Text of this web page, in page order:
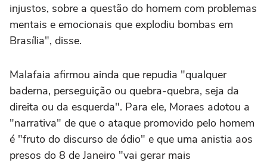
injustos, sobre a questão do homem com problemas
mentais e emocionais que explodiu bombas em
Brasília", disse.
Malafaia afirmou ainda que repudia "qualquer
baderna, perseguição ou quebra-quebra, seja da
direita ou da esquerda". Para ele, Moraes adotou a
"narrativa" de que o ataque promovido pelo homem
é "fruto do discurso de ódio" e que uma anistia aos
presos do 8 de Janeiro "vai gerar mais